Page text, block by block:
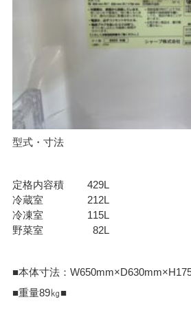
型式・寸法
定格内容積 429L
冷蔵室 212L
冷凍室 115L
野菜室 82L
■本体寸法：
■重量89㎏■